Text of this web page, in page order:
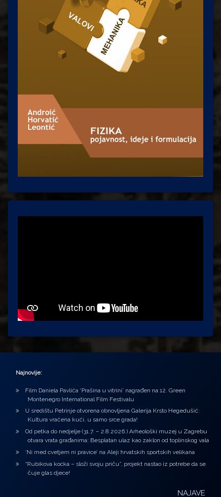
Najnovije:
Film Daniela Pavlića ‘Prašina u vitrini’ nagrađen na 12. Green
Montenegro International Film Festivalu
U središtu Petrinje otvorena obnovljena Galerija Krsto Hegedušić:
Kultura vraćena kući, u samo srce grada!
Od petka do nedjelje (31.7. – 2.8.2026.) Arheološki muzej u Zagrebu
otvara vrata građanima: Besplatan ulaz kao zaklon od toplinskog vala
‘Ni med cvetjem ni pravice’ na Aleji hrvatskih sportskih velikana
“Rubikova kocka – složi svoju priču”, projekt nastao iz potrebe da se
čuje glas djece!
NAJAVE